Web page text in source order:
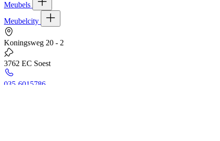
Meubels
Meubelcity
Koningsweg 20 - 2
3762 EC Soest
035-6015786